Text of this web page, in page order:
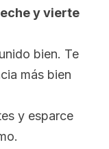
y vierte
bien. Te
más bien
y esparce